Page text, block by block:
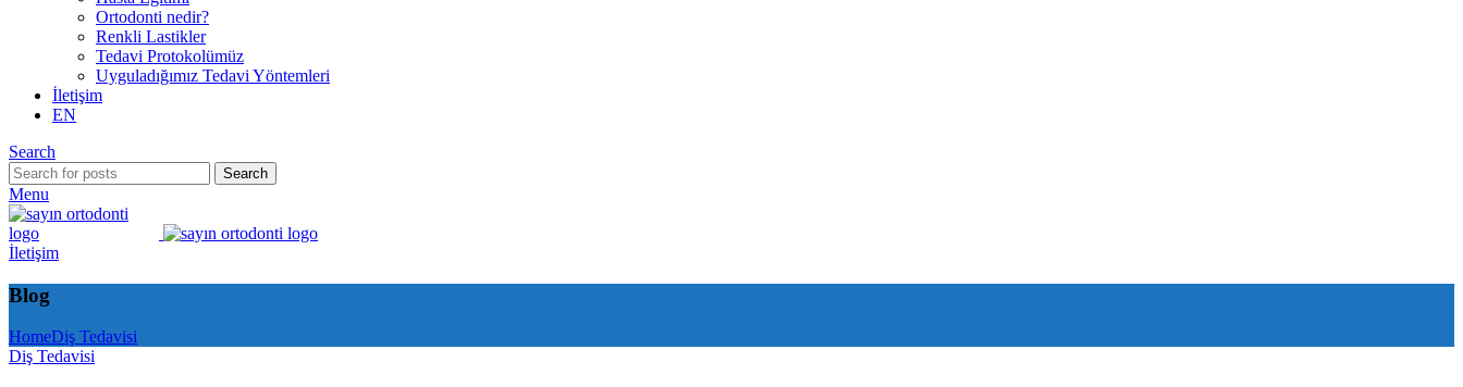
Ortodonti nedir?
Renkli Lastikler
Tedavi Protokolümüz
Uyguladığımız Tedavi Yöntemleri
İletişim
EN
Search
Search
Menu
İletişim
Blog
HomeDiş Tedavisi
Diş Tedavisi